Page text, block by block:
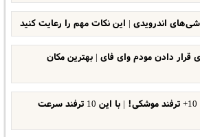
اندرویدی | این نکات مهم را رعایت کنید
قرار دادن مودم وای‌ فای | بهترین مکان
افزایش سرعت ویندوز با 10+ ترفند موشکی! | با این 10 ترفند سرعت